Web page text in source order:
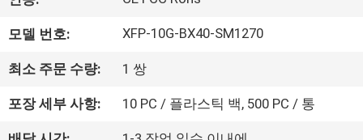
모델 번호: XFP-10G-BX40-SM1270
최소 주문 수량: 1 쌍
포장 세부 사항: 10 PC / 플라스틱 백, 500 PC / 통